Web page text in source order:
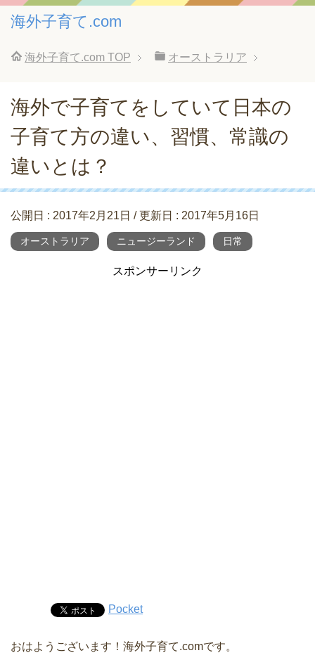
海外子育て.com
海外子育て.com TOP オーストラリア
海外で子育てをしていて日本の
子育て方の違い、習慣、常識の
違いとは？
公開日 : 2017年2月21日 / 更新日 : 2017年5月16日
オーストラリア ニュージーランド 日常
スポンサーリンク
Pocket
おはようございます！海外子育て.comです。